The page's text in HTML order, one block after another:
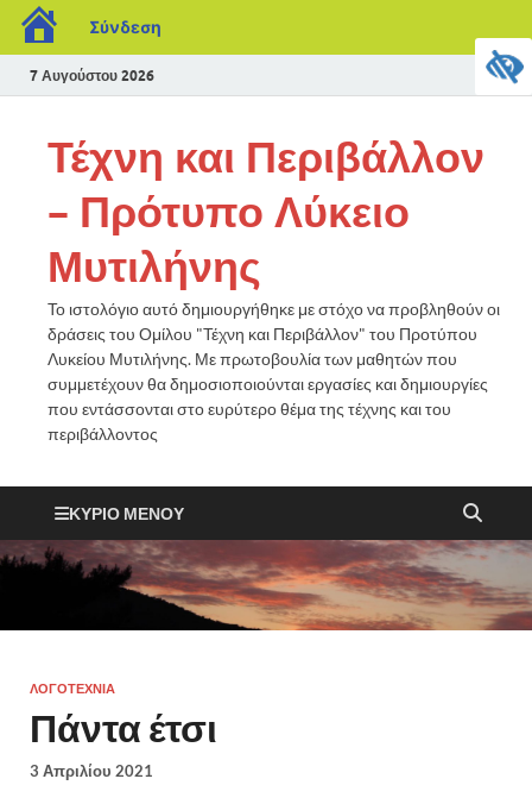
Σύνδεση
7 Αυγούστου 2026
Τέχνη και Περιβάλλον
– Πρότυπο Λύκειο
Μυτιλήνης
Το ιστολόγιο αυτό δημιουργήθηκε με στόχο να προβληθούν οι
δράσεις του Ομίλου "Τέχνη και Περιβάλλον" του Προτύπου
Λυκείου Μυτιλήνης. Με πρωτοβουλία των μαθητών που
συμμετέχουν θα δημοσιοποιούνται εργασίες και δημιουργίες
που εντάσσονται στο ευρύτερο θέμα της τέχνης και του
περιβάλλοντος
ΚΎΡΙΟ ΜΕΝΟΎ
ΛΟΓΟΤΕΧΝΊΑ
Πάντα έτσι
3 Απριλίου 2021